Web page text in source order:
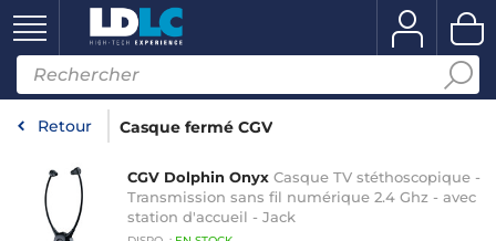
Retour Casque fermé CGV
CGV Dolphin Onyx Casque TV stéthoscopique -
Transmission sans fil numérique 2.4 Ghz - avec
station d'accueil - Jack